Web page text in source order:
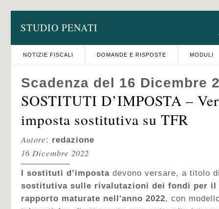
STUDIO PENATI
NOTIZIE FISCALI DOMANDE E RISPOSTE MODULI
Scadenza del 16 Dicembre
SOSTITUTI D’IMPOSTA –
imposta sostitutiva su TFR
Autore: redazione
16 Dicembre 2022
I sostituti d’imposta devono versare, a titolo
sostitutiva sulle rivalutazioni dei fondi per
rapporto maturate nell'anno 2022, con